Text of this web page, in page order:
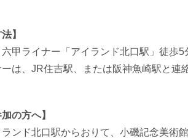
】
甲ライナー「アイランド北口駅」徒歩5
ーは、JR住吉駅、または阪神魚崎駅と連
の方へ】
ンド北口駅からおりて、小磯記念美術